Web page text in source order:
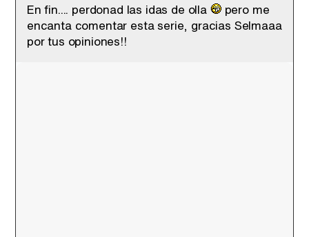
En fin.... perdonad las idas de olla
pero me
encanta comentar esta serie, gracias Selmaaa
por tus opiniones!!